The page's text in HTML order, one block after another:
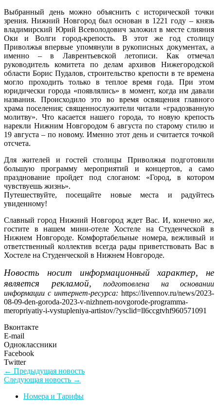
Выбранный день можно объяснить с исторической точки
зрения. Нижний Новгород был основан в 1221 году – князь
владимирский Юрий Всеволодович заложил в месте слияния
Оки и Волги город-крепость. В этот же год столицу
Приволжья впервые упомянули в рукописных документах, а
именно – в Лаврентьевской летописи. Как отмечал
руководитель комитета по делам архивов Нижегородской
области Борис Пудалов, строительство крепости в те времена
могло проходить только в теплое время года. При этом
юридически города «появлялись» в момент, когда им давали
названия. Происходило это во время освящения главного
храма поселения; священнослужители читали «градозванную
молитву». Что касается нашего города, то новую крепость
нарекли Нижним Новгородом 6 августа по старому стилю и
19 августа – по новому. Именно этот день и считается точкой
отсчета.
Для жителей и гостей столицы Приволжья подготовили
большую программу мероприятий и концертов, а само
празднование пройдет под слоганом: «Город, в котором
чувствуешь жизнь».
Путешествуйте, посещайте новые места и радуйтесь
увиденному!
Славный город Нижний Новгород ждет Вас. И, конечно же,
гостите в нашем мини-отеле Хостеле на Студенческой в
Нижнем Новгороде. Комфортабельные номера, вежливый и
ответственный коллектив всегда рады приветствовать Вас в
Хостеле на Студенческой в Нижнем Новгороде.
Новость носит информационный характер, не
является рекламой,
подготовлена на основании
информации с интернет-ресурса: https://livennov.ru/news/2023-
08-09-den-goroda-2023-v-nizhnem-novgorode-programma-
meropriyatiy-i-vystupleniya-artistov/?ysclid=ll6ccgtvhf960571091
Вконтакте
E-mail
Одноклассники
Facebook
Twitter
Навигация
по
записям
← Предыдущая новостьПредыдущая
Следующая новость →
Номера и Тарифы